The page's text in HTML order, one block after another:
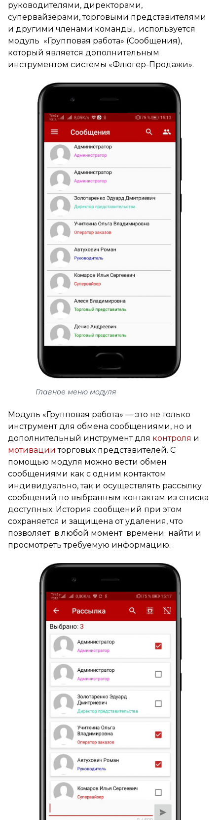
руководителями, директорами,
супервайзерами, торговыми представителями
и другими членами команды, используется
модуль «Групповая работа» (Сообщения),
который является дополнительным
инструментом системы «Флюгер-Продажи».
Главное меню модуля
Модуль «Групповая работа» — это не только
инструмент для обмена сообщениями, но и
дополнительный инструмент для контроля и
мотивации торговых представителей. С
помощью модуля можно вести обмен
сообщениями как с одним контактом
индивидуально, так и осуществлять рассылку
сообщений по выбранным контактам из списка
доступных. История сообщений при этом
сохраняется и защищена от удаления, что
позволяет в любой момент времени найти и
просмотреть требуемую информацию.